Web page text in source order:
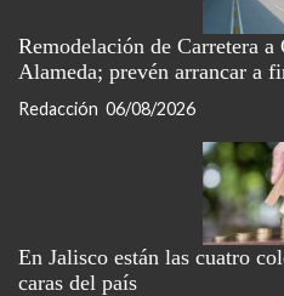
Remodelación de Carretera a
Alameda; prevén arrancar a
Redacción 06/08/2026
En Jalisco están las cuatro
caras del país